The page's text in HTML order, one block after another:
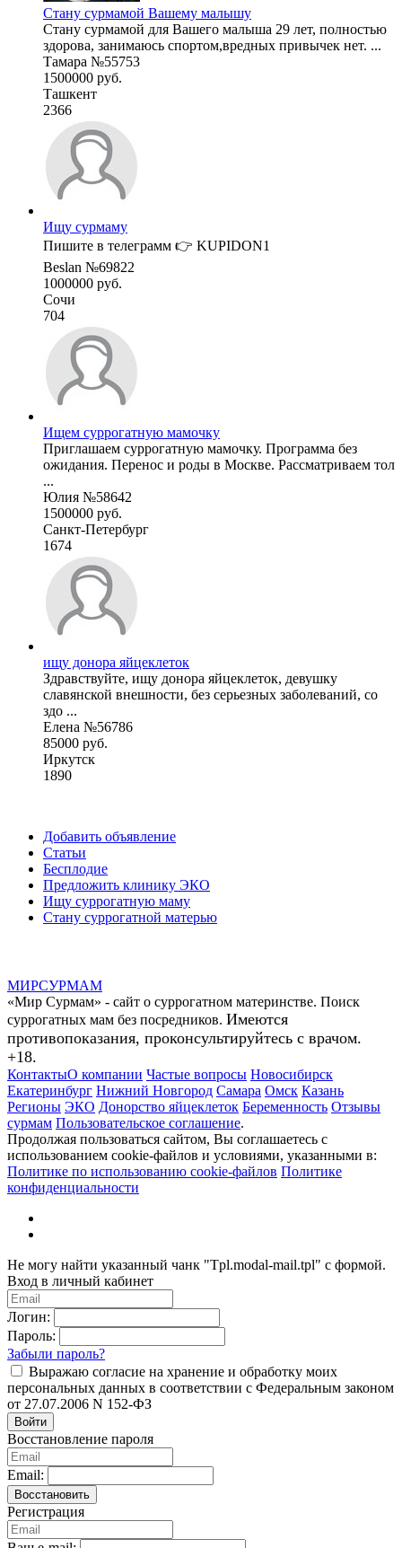
Стану сурмамой Вашему малышу
Стану сурмамой для Вашего малыша 29 лет, полностью
здорова, занимаюсь спортом,вредных привычек нет. ...
Тамара №55753
1500000 руб.
Ташкент
2366
Ищу сурмаму
Пишите в телеграмм 👉 KUPIDON1
Beslan №69822
1000000 руб.
Сочи
704
Ищем суррогатную мамочку
Приглашаем суррогатную мамочку. Программа без
ожидания. Перенос и роды в Москве. Рассматриваем тол
...
Юлия №58642
1500000 руб.
Санкт-Петербург
1674
ищу донора яйцеклеток
Здравствуйте, ищу донора яйцеклеток, девушку
славянской внешности, без серьезных заболеваний, со
здо ...
Елена №56786
85000 руб.
Иркутск
1890
Добавить объявление
Статьи
Бесплодие
Предложить клинику ЭКО
Ищу суррогатную маму
Стану суррогатной матерью
МИРСУРМАМ
«Мир Сурмам» - сайт о суррогатном материнстве. Поиск
суррогатных мам без посредников. Имеются
противопоказания, проконсультируйтесь с врачом.
+18.
КонтактыО компании Частые вопросы Новосибирск
Екатеринбург Нижний Новгород Самара Омск Казань
Регионы ЭКО Донорство яйцеклеток Беременность Отзывы
сурмам Пользовательское соглашение.
Продолжая пользоваться сайтом, Вы соглашаетесь с
использованием cookie-файлов и условиями, указанными в:
Политике по использованию cookie-файлов Политике
конфиденциальности
Не могу найти указанный чанк "Tpl.modal-mail.tpl" с формой.
Вход в личный кабинет
Логин:
Пароль:
Забыли пароль?
Выражаю согласие на хранение и обработку моих
персональных данных в соответствии с Федеральным законом
от 27.07.2006 N 152-ФЗ
Войти
Восстановление пароля
Email:
Восстановить
Регистрация